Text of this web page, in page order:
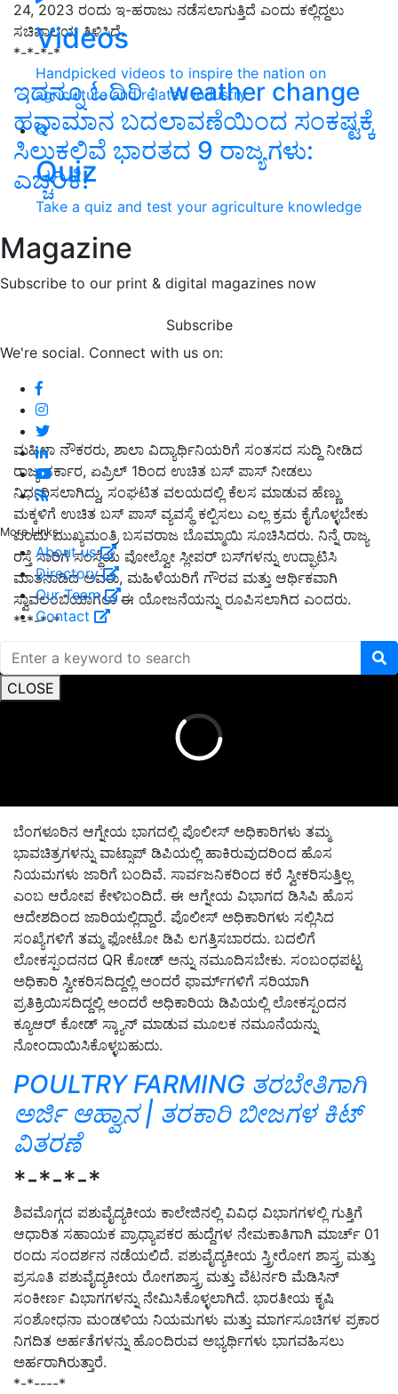
Videos
Handpicked videos to inspire the nation on
agriculture and related industry
Quiz
Take a quiz and test your agriculture knowledge
Magazine
Subscribe to our print & digital magazines now
Subscribe
We're social. Connect with us on:
More Links
About us
Directory
Our Team
Contact
CLOSE
24, 2023 ರಂದು ಇ-ಹರಾಜು ನಡೆಸಲಾಗುತ್ತಿದೆ ಎಂದು ಕಲ್ಲಿದ್ದಲು
ಸಚಿವಾಲಯ ತಿಳಿಸಿದೆ.
*-*-*-*
ಇದನ್ನೂ ಓದಿರಿ :weather change
ಹವಾಮಾನ ಬದಲಾವಣೆಯಿಂದ ಸಂಕಷ್ಟಕ್ಕೆ
ಸಿಲುಕಲಿವೆ ಭಾರತದ 9 ರಾಜ್ಯಗಳು:
ಎಚ್ಚರಿಕೆ!
ಮಹಿಳಾ ನೌಕರರು, ಶಾಲಾ ವಿದ್ಯಾರ್ಥಿನಿಯರಿಗೆ ಸಂತಸದ ಸುದ್ದಿ ನೀಡಿದ
ರಾಜ್ಯ ಸರ್ಕಾರ, ಏಪ್ರಿಲ್ 1ರಿಂದ ಉಚಿತ ಬಸ್ ಪಾಸ್ ನೀಡಲು
ನಿರ್ಧರಿಸಲಾಗಿದ್ದು, ಸಂಘಟಿತ ವಲಯದಲ್ಲಿ ಕೆಲಸ ಮಾಡುವ ಹೆಣ್ಣು
ಮಕ್ಕಳಿಗೆ ಉಚಿತ ಬಸ್ ಪಾಸ್ ವ್ಯವಸ್ಥೆ ಕಲ್ಪಿಸಲು ಎಲ್ಲ ಕ್ರಮ ಕೈಗೊಳ್ಳಬೇಕು
ಎಂದು ಮುಖ್ಯಮಂತ್ರಿ ಬಸವರಾಜ ಬೊಮ್ಮಾಯಿ ಸೂಚಿಸಿದರು. ನಿನ್ನೆ ರಾಜ್ಯ
ರಸ್ತೆ ಸಾರಿಗೆ ಸಂಸ್ಥೆಯ ವೋಲ್ವೋ ಸ್ಲೀಪರ್ ಬಸ್‌ಗಳನ್ನು ಉದ್ಘಾಟಿಸಿ
ಮಾತನಾಡಿದ ಅವರು, ಮಹಿಳೆಯರಿಗೆ ಗೌರವ ಮತ್ತು ಆರ್ಥಿಕವಾಗಿ
ಸ್ವಾವಲಂಬಿಯಾಗಲು ಈ ಯೋಜನೆಯನ್ನು ರೂಪಿಸಲಾಗಿದ ಎಂದರು.
*-*-*-*
ADVERTISEMENT
ಬೆಂಗಳೂರಿನ ಆಗ್ನೇಯ ಭಾಗದಲ್ಲಿ ಪೊಲೀಸ್ ಅಧಿಕಾರಿಗಳು ತಮ್ಮ
ಭಾವಚಿತ್ರಗಳನ್ನು ವಾಟ್ಸಾಪ್ ಡಿಪಿಯಲ್ಲಿ ಹಾಕಿರುವುದರಿಂದ ಹೊಸ
ನಿಯಮಗಳು ಜಾರಿಗೆ ಬಂದಿವೆ. ಸಾರ್ವಜನಿಕರಿಂದ ಕರೆ ಸ್ವೀಕರಿಸುತ್ತಿಲ್ಲ
ಎಂಬ ಆರೋಪ ಕೇಳಿಬಂದಿದೆ. ಈ ಆಗ್ನೇಯ ವಿಭಾಗದ ಡಿಸಿಪಿ ಹೊಸ
ಆದೇಶದಿಂದ ಜಾರಿಯಲ್ಲಿದ್ದಾರೆ. ಪೊಲೀಸ್ ಅಧಿಕಾರಿಗಳು ಸಲ್ಲಿಸಿದ
ಸಂಖ್ಯೆಗಳಿಗೆ ತಮ್ಮ ಫೋಟೋ ಡಿಪಿ ಲಗತ್ತಿಸಬಾರದು. ಬದಲಿಗೆ
ಲೋಕಸ್ಪಂದನದ QR ಕೋಡ್ ಅನ್ನು ನಮೂದಿಸಬೇಕು. ಸಂಬಂಧಪಟ್ಟ
ಅಧಿಕಾರಿ ಸ್ವೀಕರಿಸದಿದ್ದಲ್ಲಿ ಅಂದರೆ ಫಾರ್ಮ್‌ಗಳಿಗೆ ಸರಿಯಾಗಿ
ಪ್ರತಿಕ್ರಿಯಿಸದಿದ್ದಲ್ಲಿ ಅಂದರೆ ಅಧಿಕಾರಿಯ ಡಿಪಿಯಲ್ಲಿ ಲೋಕಸ್ಪಂದನ
ಕ್ಯೂಆರ್ ಕೋಡ್ ಸ್ಕ್ಯಾನ್ ಮಾಡುವ ಮೂಲಕ ನಮೂನೆಯನ್ನು
ನೋಂದಾಯಿಸಿಕೊಳ್ಳಬಹುದು.
POULTRY FARMING ತರಬೇತಿಗಾಗಿ
ಅರ್ಜಿ ಆಹ್ವಾನ | ತರಕಾರಿ ಬೀಜಗಳ ಕಿಟ್
ವಿತರಣೆ
*-*-*-*
ಶಿವಮೊಗ್ಗದ ಪಶುವೈದ್ಯಕೀಯ ಕಾಲೇಜಿನಲ್ಲಿ ವಿವಿಧ ವಿಭಾಗಗಳಲ್ಲಿ ಗುತ್ತಿಗೆ
ಆಧಾರಿತ ಸಹಾಯಕ ಪ್ರಾಧ್ಯಾಪಕರ ಹುದ್ದೆಗಳ ನೇಮಕಾತಿಗಾಗಿ ಮಾರ್ಚ್ 01
ರಂದು ಸಂದರ್ಶನ ನಡೆಯಲಿದೆ. ಪಶುವೈದ್ಯಕೀಯ ಸ್ತ್ರೀರೋಗ ಶಾಸ್ತ್ರ ಮತ್ತು
ಪ್ರಸೂತಿ ಪಶುವೈದ್ಯಕೀಯ ರೋಗಶಾಸ್ತ್ರ ಮತ್ತು ವೆಟರ್ನರಿ ಮೆಡಿಸಿನ್
ಸಂಕೀರ್ಣ ವಿಭಾಗಗಳನ್ನು ನೇಮಿಸಿಕೊಳ್ಳಲಾಗಿದೆ. ಭಾರತೀಯ ಕೃಷಿ
ಸಂಶೋಧನಾ ಮಂಡಳಿಯ ನಿಯಮಗಳು ಮತ್ತು ಮಾರ್ಗಸೂಚಿಗಳ ಪ್ರಕಾರ
ನಿಗದಿತ ಅರ್ಹತೆಗಳನ್ನು ಹೊಂದಿರುವ ಅಭ್ಯರ್ಥಿಗಳು ಭಾಗವಹಿಸಲು
ಅರ್ಹರಾಗಿರುತ್ತಾರೆ.
*-*----*